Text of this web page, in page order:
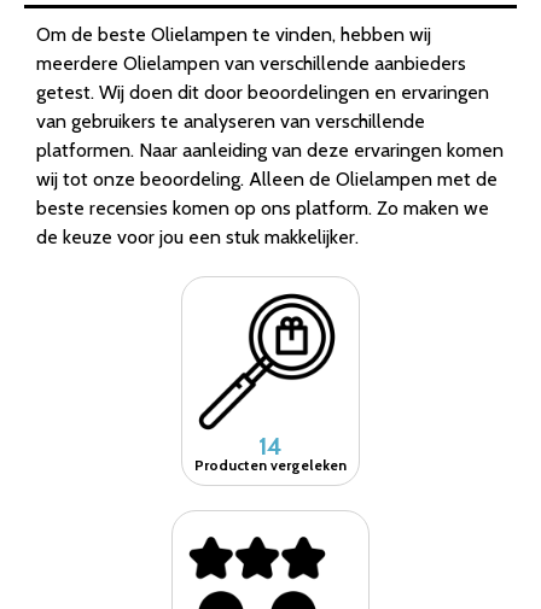
Om de beste Olielampen te vinden, hebben wij
meerdere Olielampen van verschillende aanbieders
getest. Wij doen dit door beoordelingen en ervaringen
van gebruikers te analyseren van verschillende
platformen. Naar aanleiding van deze ervaringen komen
wij tot onze beoordeling. Alleen de Olielampen met de
beste recensies komen op ons platform. Zo maken we
de keuze voor jou een stuk makkelijker.
14
Producten vergeleken